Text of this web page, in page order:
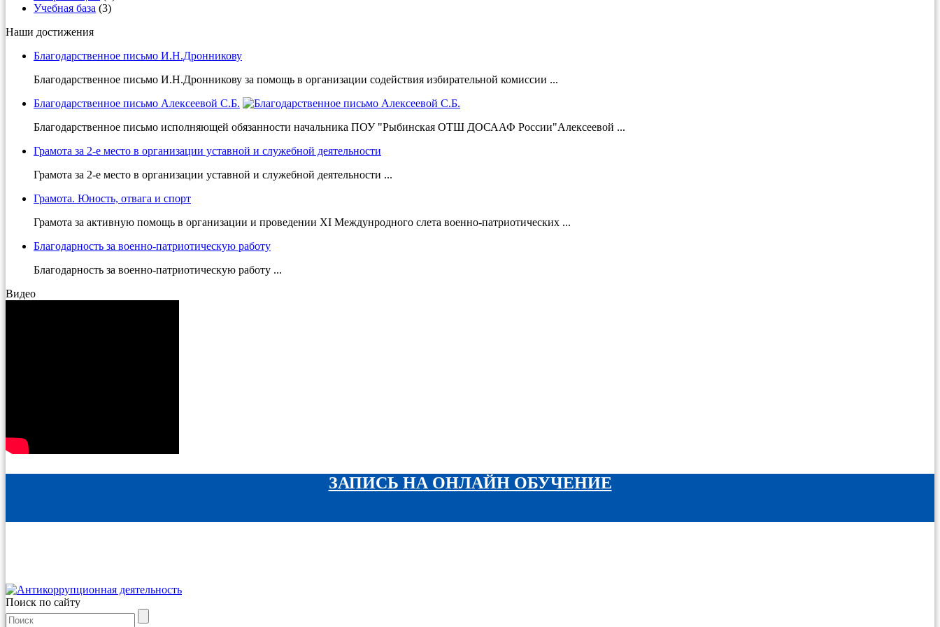
Учебная база (3)
Наши достижения
Благодарственное письмо И.Н.Дронникову
Благодарственное письмо И.Н.Дронникову за помощь в организации содействия избирательной комиссии ...
Благодарственное письмо Алексеевой С.Б.
Благодарственное письмо исполняющей обязанности начальника ПОУ "Рыбинская ОТШ ДОСААФ России"Алексеевой ...
Грамота за 2-е место в организации уставной и служебной деятельности
Грамота за 2-е место в организации уставной и служебной деятельности ...
Грамота. Юность, отвага и спорт
Грамота за активную помощь в организации и проведении XI Междунродного слета военно-патриотических ...
Благодарность за военно-патриотическую работу
Благодарность за военно-патриотическую работу ...
Видео
ЗАПИСЬ НА ОНЛАЙН ОБУЧЕНИЕ
Поиск по сайту